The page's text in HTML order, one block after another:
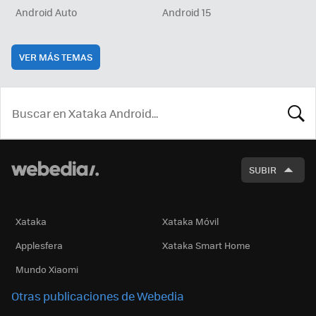
Android Auto
Android 15
VER MÁS TEMAS
SUBIR
Xataka
Xataka Móvil
Applesfera
Xataka Smart Home
Mundo Xiaomi
Otras publicaciones de Webedia